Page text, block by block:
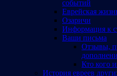
событий
Еврейская
Озаричи
Информация к
Ваши письма
Отзывы,
Кто кого
История евреев